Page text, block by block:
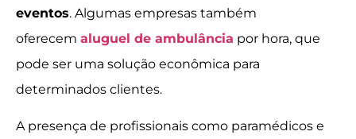
eventos. Algumas empresas também
oferecem aluguel de ambulância por hora, que
pode ser uma solução econômica para
determinados clientes.
A presença de profissionais como paramédicos e